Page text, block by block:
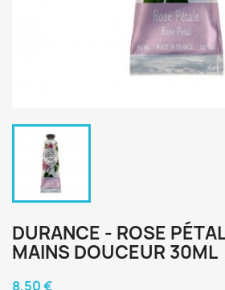
DURANCE - ROSE
MAINS DOUCEUR 30ML
8,50 €